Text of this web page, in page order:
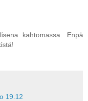
kahtomassa. Enpä
19.12